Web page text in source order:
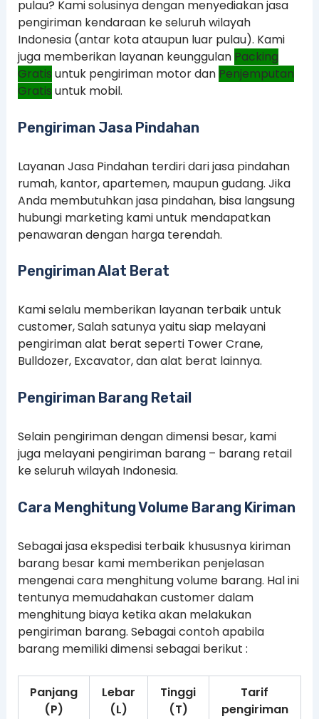
pulau? Kami solusinya dengan menyediakan jasa
pengiriman kendaraan ke seluruh wilayah
Indonesia (antar kota ataupun luar pulau). Kami
juga memberikan layanan keunggulan Packing
Gratis untuk pengiriman motor dan Penjemputan
Gratis untuk mobil.
Pengiriman Jasa Pindahan
Layanan Jasa Pindahan terdiri dari jasa pindahan
rumah, kantor, apartemen, maupun gudang. Jika
Anda membutuhkan jasa pindahan, bisa langsung
hubungi marketing kami untuk mendapatkan
penawaran dengan harga terendah.
Pengiriman Alat Berat
Kami selalu memberikan layanan terbaik untuk
customer, Salah satunya yaitu siap melayani
pengiriman alat berat seperti Tower Crane,
Bulldozer, Excavator, dan alat berat lainnya.
Pengiriman Barang Retail
Selain pengiriman dengan dimensi besar, kami
juga melayani pengiriman barang – barang retail
ke seluruh wilayah Indonesia.
Cara Menghitung Volume Barang Kiriman
Sebagai jasa ekspedisi terbaik khususnya kiriman
barang besar kami memberikan penjelasan
mengenai cara menghitung volume barang. Hal ini
tentunya memudahakan customer dalam
menghitung biaya ketika akan melakukan
pengiriman barang. Sebagai contoh apabila
barang memiliki dimensi sebagai berikut :
Panjang
(P)
Lebar
(L)
Tinggi
(T)
Tarif
pengiriman